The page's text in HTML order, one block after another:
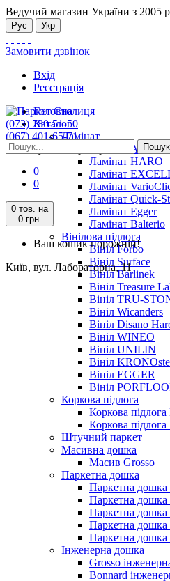
Ведучий магазин України з 2005
Рус Укр
Замовити дзвінок
Вхід
Реєстрація
(073) 780-51-50
(067) 401-65-71
Київ, вул. Лабораторна, 11
Пошук
0
0
0 тов. на
0 грн.
Ваш кошик порожній!
Київ, вул. Лабораторна, 11
Головна
Каталог
Ламінат
Ламінат
Ламінат HARO
Ламінат
Ламінат
Ламінат Quick-
Ламінат Egger
Ламінат Balterio
Вінілова підлога
Вініл Forbo
Вініл Surface
Вініл Barlinek
Вініл Treasure
Вініл TRU-
Вініл Wicanders
Вініл Disano
Вініл WINEO
Вініл UNILIN
Вініл
Вініл EGGER
Вініл
Коркова підлога
Коркова
Коркова підлога
Штучний паркет
Масивна дошка
Масив Grosso
Паркетна дошка
Паркетна дошка
Паркетна дошка
Паркетна дошка
Паркетна дошка
Паркетна дошка
Інженерна дошка
Grosso
Bonnard